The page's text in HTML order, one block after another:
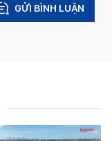
GỬI BÌNH LUẬN